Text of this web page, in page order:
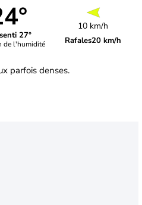
27°
de l'humidité
10 km/h
Rafales20 km/h
parfois denses.